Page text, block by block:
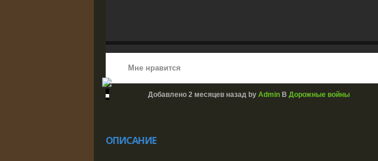
Мне нравится
Добавлено 2 месяцев назадby AdminВ Дорожные войны
ОПИСАНИЕ